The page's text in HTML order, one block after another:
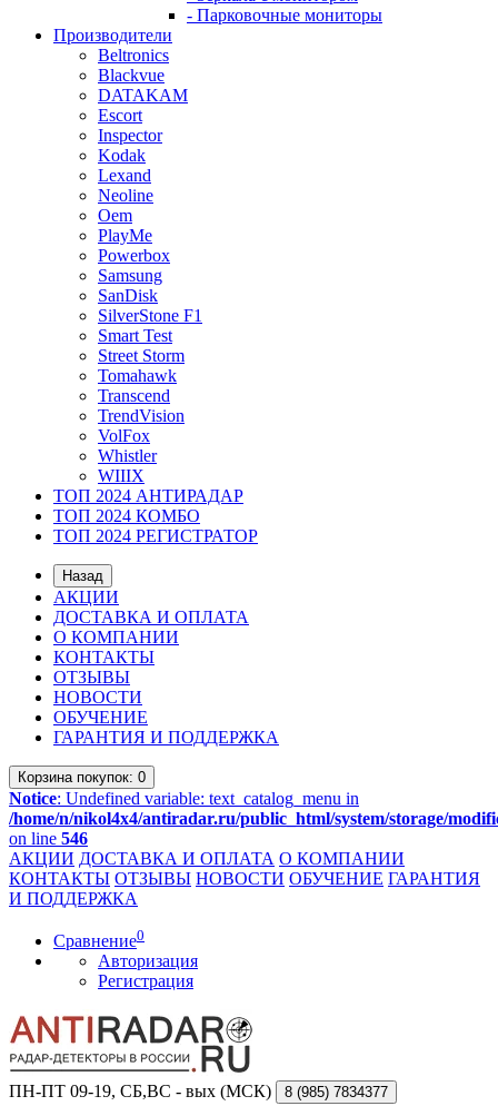
- Парковочные мониторы
Производители
Beltronics
Blackvue
DATAKAM
Escort
Inspector
Kodak
Lexand
Neoline
Oem
PlayMe
Powerbox
Samsung
SanDisk
SilverStone F1
Smart Test
Street Storm
Tomahawk
Transcend
TrendVision
VolFox
Whistler
WIIIX
ТОП 2024 АНТИРАДАР
ТОП 2024 КОМБО
ТОП 2024 РЕГИСТРАТОР
Назад
АКЦИИ
ДОСТАВКА И ОПЛАТА
О КОМПАНИИ
КОНТАКТЫ
ОТЗЫВЫ
НОВОСТИ
ОБУЧЕНИЕ
ГАРАНТИЯ И ПОДДЕРЖКА
Корзинапокупок: 0
Notice: Undefined variable: text_catalog_menu in
/home/n/nikol4x4/antiradar.ru/public_html/system/storage/
on line 546
АКЦИИ ДОСТАВКА И ОПЛАТА О КОМПАНИИ
КОНТАКТЫ ОТЗЫВЫ НОВОСТИ ОБУЧЕНИЕ ГАРАНТИЯ
И ПОДДЕРЖКА
Сравнение0
Авторизация
Регистрация
ПН-ПТ 09-19, СБ,ВС - вых (МСК) 8 (985) 7834377